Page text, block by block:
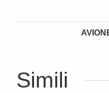
Simili